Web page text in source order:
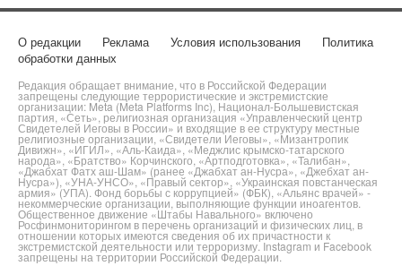
О редакции Реклама Условия использования
Политика
обработки данных
Редакция обращает внимание, что в Российской Федерации
запрещены следующие террористические и экстремистские
организации: Meta (Meta Platforms Inc), Национал-Большевистская
партия, «Сеть», религиозная организация «Управленческий центр
Свидетелей Иеговы в России» и входящие в ее структуру местные
религиозные организации, «Свидетели Иеговы», «Мизантропик
Дивижн», «ИГИЛ», «Аль-Каида», «Меджлис крымско-татарского
народа», «Братство» Корчинского, «Артподготовка», «Талибан»,
«Джабхат Фатх аш-Шам» (ранее «Джабхат ан-Нусра», «Джебхат ан-
Нусра»), «УНА-УНСО», «Правый сектор», «Украинская повстанческая
армия» (УПА). Фонд борьбы с коррупцией» (ФБК), «Альянс врачей» -
некоммерческие организации, выполняющие функции иноагентов.
Общественное движение «Штабы Навального» включено
Росфинмониторингом в перечень организаций и физических лиц, в
отношении которых имеются сведения об их причастности к
экстремистской деятельности или терроризму. Instagram и Facebook
запрещены на территории Российской Федерации.